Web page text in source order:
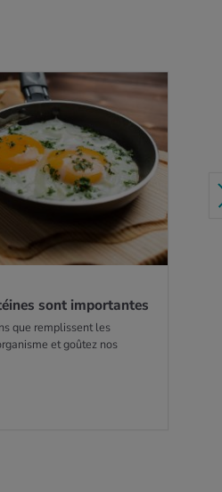
sont impor­tantes
que remplissent les
et goûtez nos
PLUS